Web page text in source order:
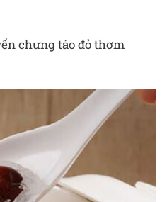
chưng táo đỏ thơm